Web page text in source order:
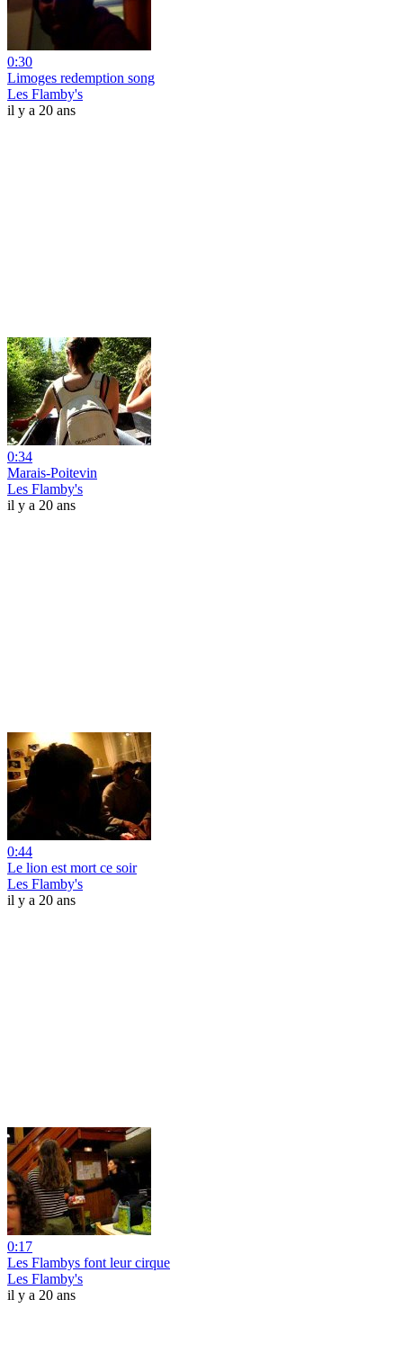
0:30
Limoges redemption song
Les Flamby's
il y a 20 ans
0:34
Marais-Poitevin
Les Flamby's
il y a 20 ans
0:44
Le lion est mort ce soir
Les Flamby's
il y a 20 ans
0:17
Les Flambys font leur cirque
Les Flamby's
il y a 20 ans